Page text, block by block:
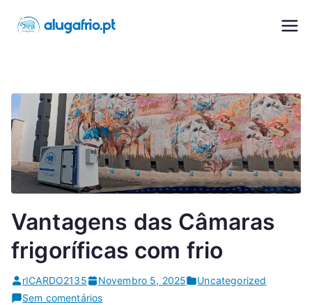
para
Aluguer de Carrinhas com frio
Vantagens das Câmaras
frigoríficas com frio
rICARDO2135 Novembro 5, 2025
Uncategorized
Sem comentáriosem